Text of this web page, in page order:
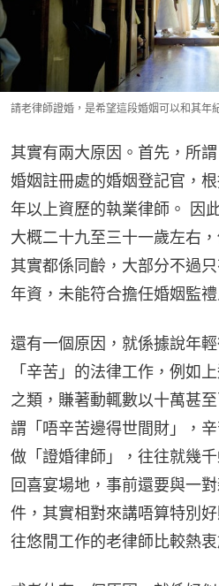
請老律師證婚，是希望這段婚姻可以和其年
其實有兩大原因。首先，所
婚姻註冊處的婚姻登記官，
年以上資歷的執業律師。 因
大概二十九至三十一歲左右
其實都係同齡，大部分不過
年資，未能符合擔任婚姻監禮
還有一個原因，就係據說年
「辛苦」的法律工作，例如
之類，賺著動輒數以十萬甚
謂「唔辛苦邊得世間財」，
做「證婚律師」，往往就幾
回喜宴場地，事前還要與一
件，其實相對來講唔算特別
往悠閒工作的老律師比較熱衷